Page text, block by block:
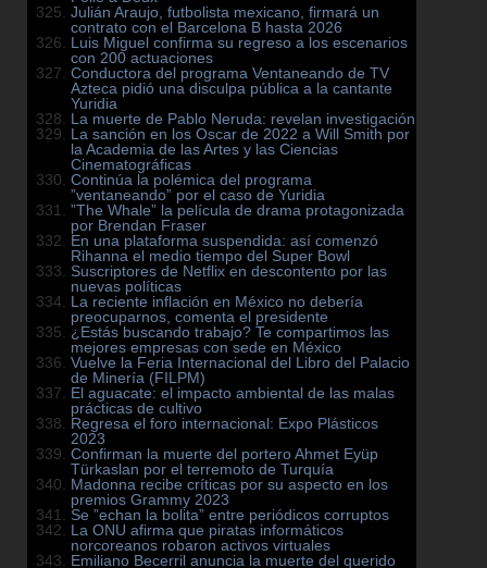
Julián Araujo, futbolista mexicano, firmará un
contrato con el Barcelona B hasta 2026
Luis Miguel confirma su regreso a los escenarios
con 200 actuaciones
Conductora del programa Ventaneando de TV
Azteca pidió una disculpa pública a la cantante
Yuridia
La muerte de Pablo Neruda: revelan investigación
La sanción en los Oscar de 2022 a Will Smith por
la Academia de las Artes y las Ciencias
Cinematográficas
Continúa la polémica del programa
”ventaneando” por el caso de Yuridia
”The Whale” la película de drama protagonizada
por Brendan Fraser
En una plataforma suspendida: así comenzó
Rihanna el medio tiempo del Super Bowl
Suscriptores de Netflix en descontento por las
nuevas políticas
La reciente inflación en México no debería
preocuparnos, comenta el presidente
¿Estás buscando trabajo? Te compartimos las
mejores empresas con sede en México
Vuelve la Feria Internacional del Libro del Palacio
de Minería (FILPM)
El aguacate: el impacto ambiental de las malas
prácticas de cultivo
Regresa el foro internacional: Expo Plásticos
2023
Confirman la muerte del portero Ahmet Eyüp
Türkaslan por el terremoto de Turquía
Madonna recibe críticas por su aspecto en los
premios Grammy 2023
Se ”echan la bolita” entre periódicos corruptos
La ONU afirma que piratas informáticos
norcoreanos robaron activos virtuales
Emiliano Becerril anuncia la muerte del querido